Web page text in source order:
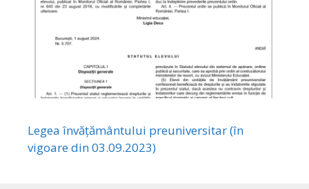
Legea învățământului preuniversitar (în
vigoare din 03.09.2023)